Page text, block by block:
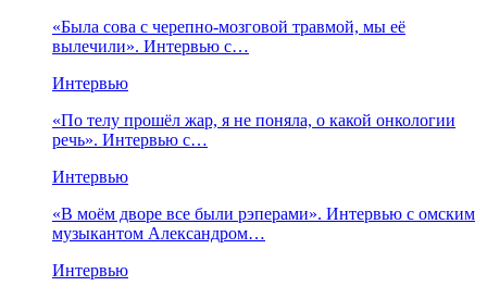
«Была сова с черепно-мозговой травмой, мы её
вылечили». Интервью с…
Интервью
«По телу прошёл жар, я не поняла, о какой онкологии
речь». Интервью с…
Интервью
«В моём дворе все были рэперами». Интервью с омским
музыкантом Александром…
Интервью